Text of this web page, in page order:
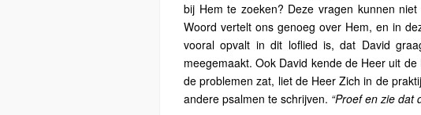
bij Hem te zoeken? Deze vragen kunnen
Woord vertelt ons genoeg over Hem, en in
vooral opvalt in dit loflied is, dat David
meegemaakt. Ook David kende de Heer uit
de problemen zat, liet de Heer Zich in de
andere psalmen te schrijven. “Proef en zie dat